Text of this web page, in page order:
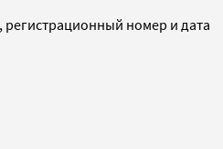
номер и дата